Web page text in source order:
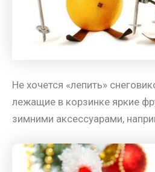
Не хочется «лепить»
лежащие в корзинке яркие
зимними аксессуарами,